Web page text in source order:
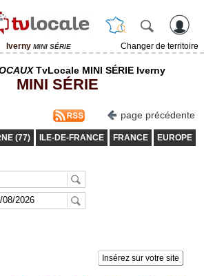
Iverny MINI SÉRIE
Changer de territoire
TvLocale MINI SÉRIE Iverny
MINI SÉRIE
page précédente
(77) ILE-DE-FRANCE FRANCE EUROPE
Insérez sur votre site